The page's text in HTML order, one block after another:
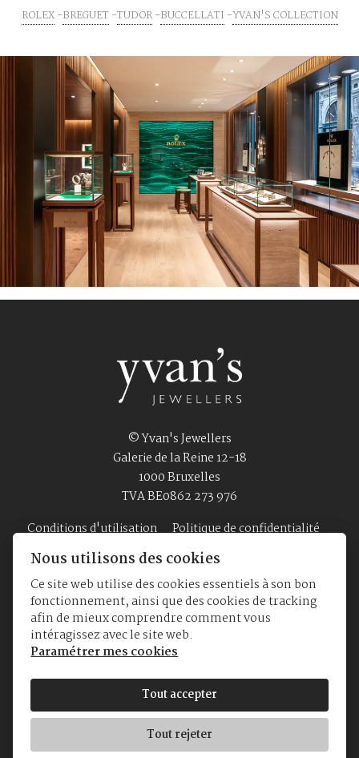
ROLEX BREGUET TUDOR BUCCELLATI YVAN'S COLLECTION
© Yvan's Jewellers
Galerie de la Reine 12-18
1000 Bruxelles
TVA BE0862 273 976
Conditions d'utilisation
Politique de confidentialité
Accueil Bijouterie Montres A Propos
Nous utilisons des cookies
Ce site web utilise des cookies essentiels à son bon
fonctionnement, ainsi que des cookies de tracking
afin de mieux comprendre comment vous
intéragissez avec le site web.
Paramétrer mes cookies
Tout accepter
Tout rejeter